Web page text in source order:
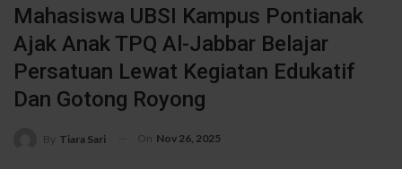
Mahasiswa UBSI Kampus Pontianak
Ajak Anak TPQ Al-Jabbar Belajar
Persatuan Lewat Kegiatan Edukatif
Dan Gotong Royong
By Tiara Sari On Nov 26, 2025